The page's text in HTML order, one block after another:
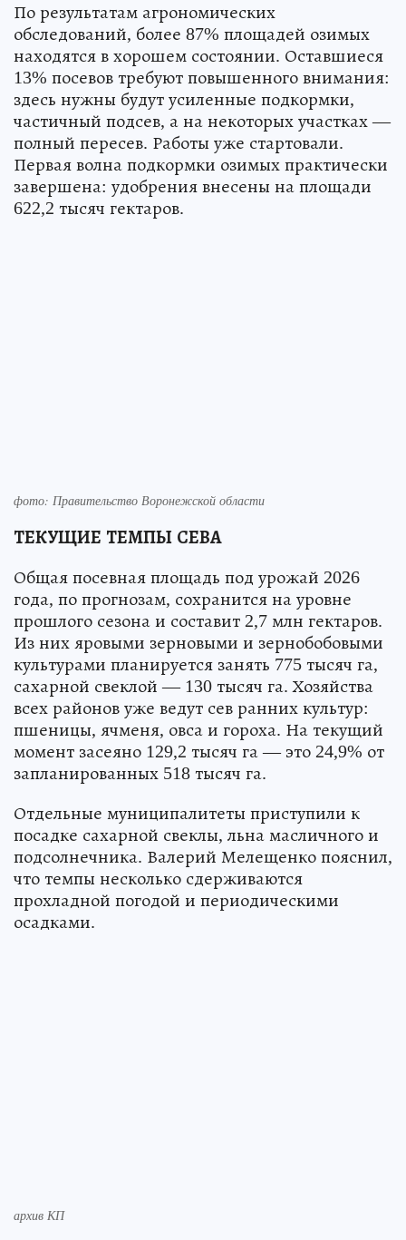
По результатам агрономических
обследований, более 87% площадей озимых
находятся в хорошем состоянии. Оставшиеся
13% посевов требуют повышенного внимания:
здесь нужны будут усиленные подкормки,
частичный подсев, а на некоторых участках —
полный пересев. Работы уже стартовали.
Первая волна подкормки озимых практически
завершена: удобрения внесены на площади
622,2 тысяч гектаров.
фото: Правительство Воронежской области
ТЕКУЩИЕ ТЕМПЫ СЕВА
Общая посевная площадь под урожай 2026
года, по прогнозам, сохранится на уровне
прошлого сезона и составит 2,7 млн гектаров.
Из них яровыми зерновыми и зернобобовыми
культурами планируется занять 775 тысяч га,
сахарной свеклой — 130 тысяч га. Хозяйства
всех районов уже ведут сев ранних культур:
пшеницы, ячменя, овса и гороха. На текущий
момент засеяно 129,2 тысяч га — это 24,9% от
запланированных 518 тысяч га.
Отдельные муниципалитеты приступили к
посадке сахарной свеклы, льна масличного и
подсолнечника. Валерий Мелещенко пояснил,
что темпы несколько сдерживаются
прохладной погодой и периодическими
осадками.
архив КП